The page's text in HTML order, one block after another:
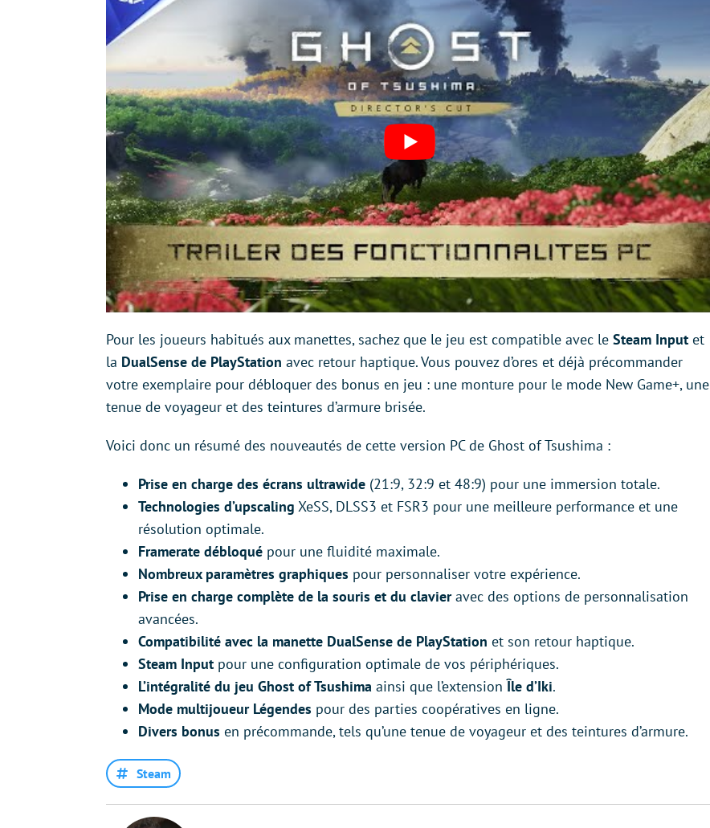
Pour les joueurs habitués aux manettes, sachez que le jeu est compatible avec le Steam Input et
la DualSense de PlayStation avec retour haptique. Vous pouvez d’ores et déjà précommander
votre exemplaire pour débloquer des bonus en jeu : une monture pour le mode New Game+, une
tenue de voyageur et des teintures d’armure brisée.
Voici donc un résumé des nouveautés de cette version PC de Ghost of Tsushima :
Prise en charge des écrans ultrawide (21:9, 32:9 et 48:9) pour une immersion totale.
Technologies d’upscaling XeSS, DLSS3 et FSR3 pour une meilleure performance et une
résolution optimale.
Framerate débloqué pour une fluidité maximale.
Nombreux paramètres graphiques pour personnaliser votre expérience.
Prise en charge complète de la souris et du clavieravec des options de personnalisation
avancées.
Compatibilité avec la manette DualSense de PlayStation et son retour haptique.
Steam Input pour une configuration optimale de vos périphériques.
L’intégralité du jeu Ghost of Tsushima ainsi que l’extensionÎle d’Iki.
Mode multijoueur Légendes pour des parties coopératives en ligne.
Divers bonus en précommande, tels qu’une tenue de voyageur et des teintures d’armure.
Steam